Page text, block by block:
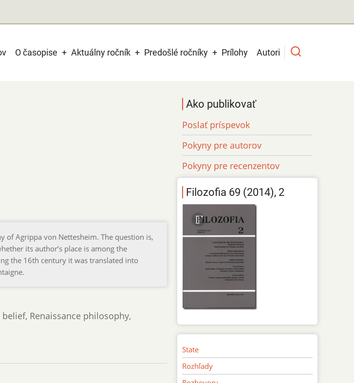
O časopise Aktuálny ročník Predošlé ročníky Prílohy Autori
of Agrippa von Nettesheim. The question is,
its author’s place is among the
the 16th century it was translated into
Renaissance philosophy,
Ako publikovať
Poslať príspevok
Pokyny pre autorov
Pokyny pre recenzentov
Filozofia 69 (2014), 2
State
Rozhľady